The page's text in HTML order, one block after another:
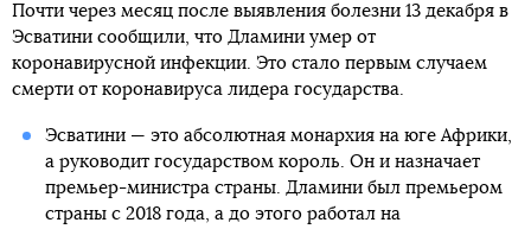
Почти через месяц после выявления болезни 13 декабря в
Эсватини сообщили, что Дламини умер от
коронавирусной инфекции. Это стало первым случаем
смерти от коронавируса лидера государства.
Эсватини — это абсолютная монархия на юге Африки,
а руководит государством король. Он и назначает
премьер-министра страны. Дламини был премьером
страны с 2018 года, а до этого работал на